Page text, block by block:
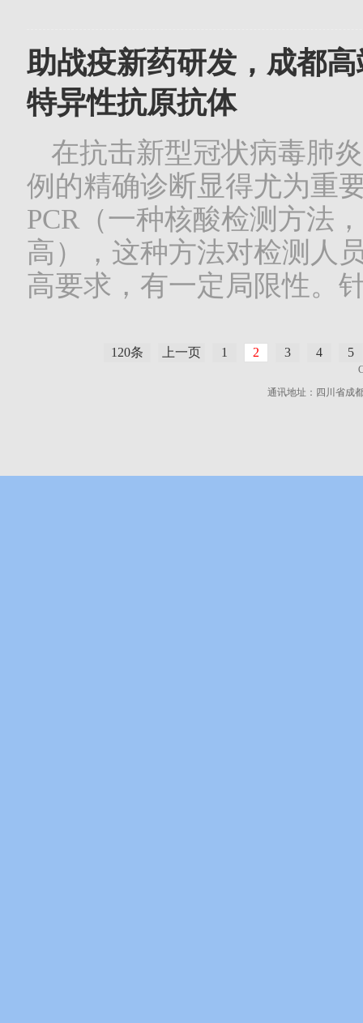
助战疫新药研发，成都
特异性抗原抗体
在抗击新型冠状病毒肺
例的精确诊断显得尤为重
PCR（一种核酸检测方法
高），这种方法对检测人
高要求，有一定局限性。
120条 上一页 1 2 3 4 5
通讯地址：四川省成